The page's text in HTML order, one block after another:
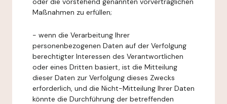
Maßnahmen zu erfüllen;
- wenn die Verarbeitung Ihrer
personenbezogenen Daten auf der Verfolgung
berechtigter Interessen des Verantwortlichen
oder eines Dritten basiert, ist die Mitteilung
dieser Daten zur Verfolgung dieses Zwecks
erforderlich, und die Nicht-Mitteilung Ihrer Daten
könnte die Durchführung der betreffenden